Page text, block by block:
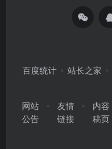
百度统计 站长之家
网站
公告
友情
链接
内容
稿页